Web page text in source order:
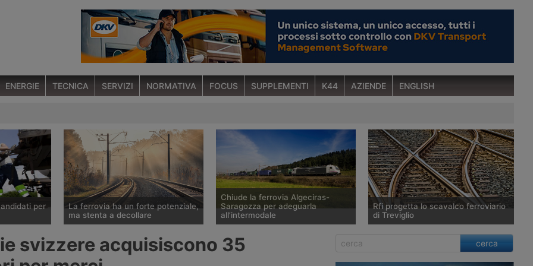
ENERGIE TECNICA SERVIZI NORMATIVA FOCUS SUPPLEMENTI K44 AZIENDE ENGLISH
per
in Rail
La ferrovia ha un forte potenziale,
ma stenta a decollare
futuro del trasporto ferroviario
delle merci in Europa, stretto tra un
Chiude la ferrovia Algeciras-
Saragozza per adeguarla
all’intermodale
di potenziamento delle
Rfi progetta lo scavalco ferroviario
di Treviglio
Rfi si rende conto a distanza di
vent’anni di avere fatto un errore di
svizzere acquisiscono 35
cerca